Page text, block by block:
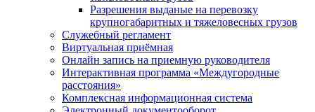
Разрешения выданые на перевозку
крупногабаритных и тяжеловесных грузов
Служебный регламент
Виртуальная приёмная
Онлайн запись на приемную руководителя
Интерактивная программа «Междугородные
расстояния»
Комплексная информационная система